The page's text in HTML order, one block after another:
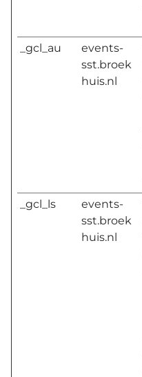
_gcl_au
events-
sst.broek
huis.nl
_gcl_ls
events-
sst.broek
huis.nl